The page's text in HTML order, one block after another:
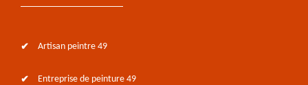
Artisan peintre 49
Entreprise de peinture 49